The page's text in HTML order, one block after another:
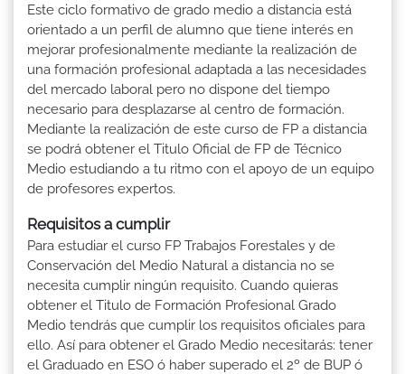
Este ciclo formativo de grado medio a distancia está
orientado a un perfil de alumno que tiene interés en
mejorar profesionalmente mediante la realización de
una formación profesional adaptada a las necesidades
del mercado laboral pero no dispone del tiempo
necesario para desplazarse al centro de formación.
Mediante la realización de este curso de FP a distancia
se podrá obtener el Titulo Oficial de FP de Técnico
Medio estudiando a tu ritmo con el apoyo de un equipo
de profesores expertos.
Requisitos a cumplir
Para estudiar el curso FP Trabajos Forestales y de
Conservación del Medio Natural a distancia no se
necesita cumplir ningún requisito. Cuando quieras
obtener el Titulo de Formación Profesional Grado
Medio tendrás que cumplir los requisitos oficiales para
ello. Así para obtener el Grado Medio necesitarás: tener
el Graduado en ESO ó haber superado el 2º de BUP ó